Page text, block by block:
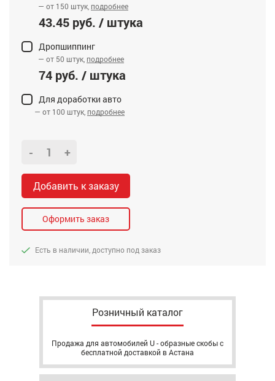
— от 150 штук, подробнее
43.45 руб. / штука
Дропшиппинг
— от 50 штук, подробнее
74 руб. / штука
Для доработки авто
— от 100 штук, подробнее
- +
Добавить к заказу
Оформить заказ
Есть в наличии, доступно под заказ
Розничный каталог
Продажа для автомобилей U - образные скобы с
бесплатной доставкой в Астана